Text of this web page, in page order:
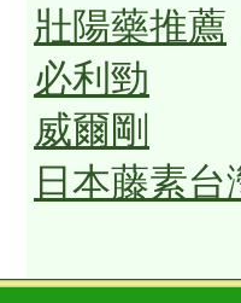
壯陽藥推薦
必利勁
威爾剛
日本藤素